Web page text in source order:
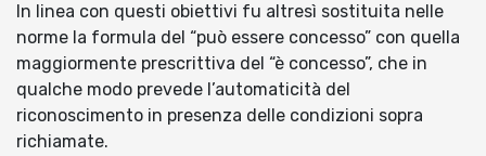
In linea con questi obiettivi fu altresì sostituita nelle
norme la formula del “può essere concesso” con quella
maggiormente prescrittiva del “è concesso”, che in
qualche modo prevede l’automaticità del
riconoscimento in presenza delle condizioni sopra
richiamate.